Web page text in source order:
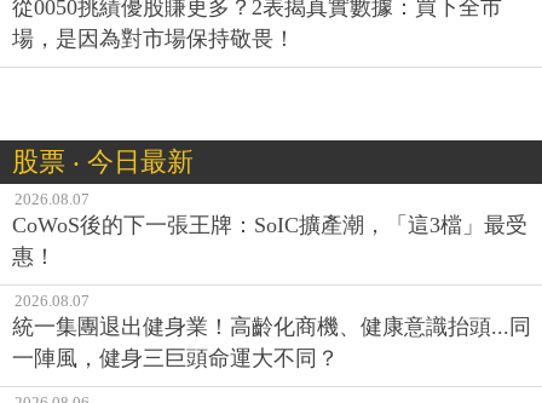
從0050挑績優股賺更多？2表揭真實數據：買下全市
場，是因為對市場保持敬畏！
股票 ‧ 今日最新
2026.08.07
CoWoS後的下一張王牌：SoIC擴產潮，「這3檔」最受
惠！
2026.08.07
統一集團退出健身業！高齡化商機、健康意識抬頭...同
一陣風，健身三巨頭命運大不同？